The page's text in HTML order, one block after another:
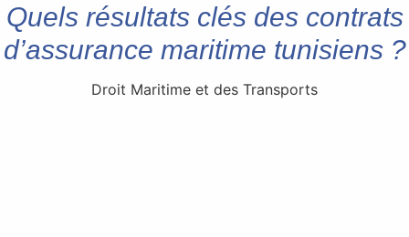
Quels résultats clés des contrats
d’assurance maritime tunisiens ?
Droit Maritime et des Transports